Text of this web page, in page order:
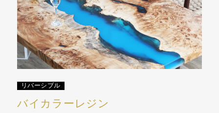
リバーシブル
バイカラーレジン